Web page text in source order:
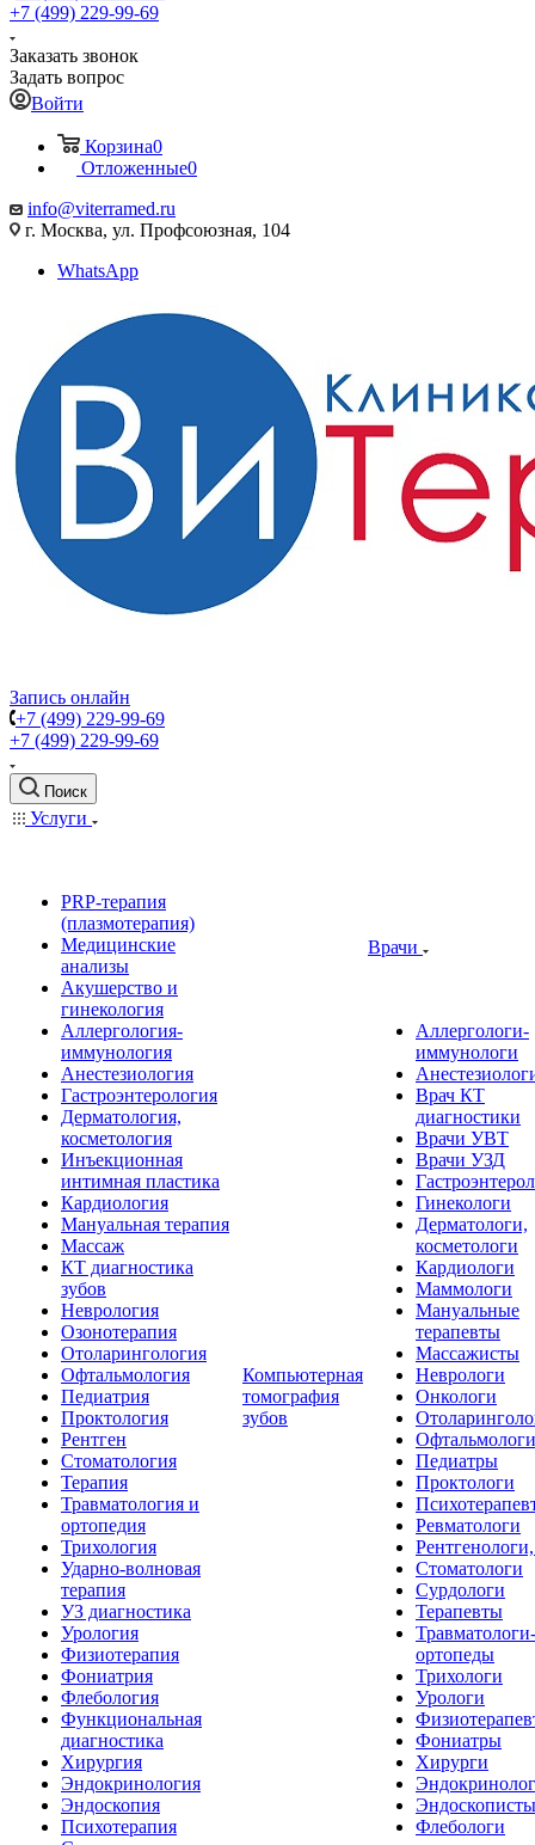
+7 (499) 229-99-69
Заказать звонок
Задать вопрос
Войти
Корзина0
Отложенные0
info@viterramed.ru
г. Москва, ул. Профсоюзная, 104
WhatsApp
Запись онлайн
+7 (499) 229-99-69
+7 (499) 229-99-69
Поиск
Услуги
PRP-терапия
(плазмотерапия)
Медицинские
анализы
Акушерство и
гинекология
Аллергология-
иммунология
Анестезиология
Гастроэнтерология
Дерматология,
косметология
Инъекционная
интимная пластика
Кардиология
Мануальная терапия
Массаж
КТ диагностика
зубов
Неврология
Озонотерапия
Отоларингология
Офтальмология
Педиатрия
Проктология
Рентген
Стоматология
Терапия
Травматология и
ортопедия
Трихология
Ударно-волновая
терапия
УЗ диагностика
Урология
Физиотерапия
Фониатрия
Флебология
Функциональная
диагностика
Хирургия
Эндокринология
Эндоскопия
Психотерапия
Компьютерная
томография
зубов
Врачи
Аллергологи-
иммунологи
Врач КТ
диагностики
Врачи УВТ
Врачи УЗД
Гинекологи
Дерматологи,
косметологи
Кардиологи
Маммологи
Мануальные
терапевты
Массажисты
Неврологи
Онкологи
Офтальмологи
Педиатры
Проктологи
Ревматологи
Стоматологи
Сурдологи
Терапевты
Травматологи-
ортопеды
Трихологи
Урологи
Фониатры
Хирурги
Эндоскописты
Флебологи